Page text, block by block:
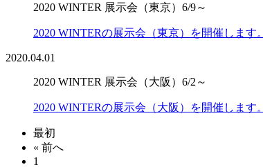
2020 WINTER 展示会（東京）6/9～
2020 WINTERの展示会（東京）を開催します。
2020.04.01
2020 WINTER 展示会（大阪）6/2～
2020 WINTERの展示会（大阪）を開催します。
最初
« 前へ
1